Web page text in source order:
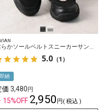
柔らかソールベルトスニーカーサンダル
5.0 （1）
即納
価 3,480
15%OFF 2,950
税込